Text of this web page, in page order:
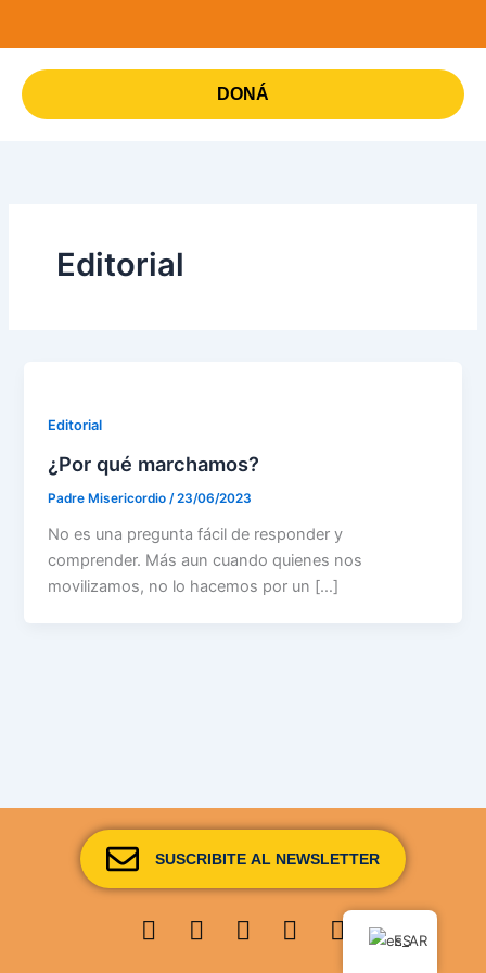
DONÁ
Editorial
Editorial
¿Por qué marchamos?
Padre Misericordio/23/06/2023
No es una pregunta fácil de responder y
comprender. Más aun cuando quienes nos
movilizamos, no lo hacemos por un […]
SUSCRIBITE AL NEWSLETTER
Youtube
Facebook
Instagram
Envelope
Whatsapp
ES